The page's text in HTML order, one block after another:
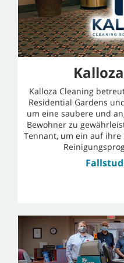
Kalloza Cleaning
Residential Gardens
um eine saubere und
Bewohner zu
Tennant, um ein auf